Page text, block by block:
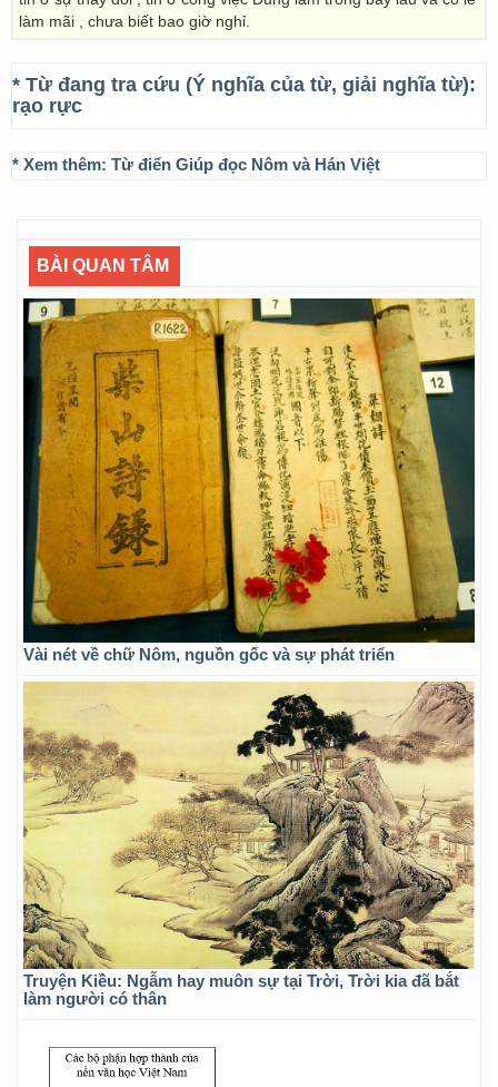
làm mãi , chưa biết bao giờ nghỉ.
* Từ đang tra cứu (Ý nghĩa của từ, giải nghĩa từ):
rạo rực
* Xem thêm: Từ điển Giúp đọc Nôm và Hán Việt
BÀI QUAN TÂM
Vài nét về chữ Nôm, nguồn gốc và sự phát triển
Truyện Kiều: Ngẫm hay muôn sự tại Trời, Trời kia đã bắt
làm người có thân